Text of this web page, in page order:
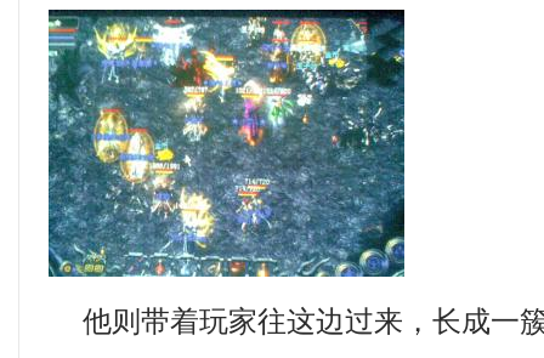
他则带着玩家往这边过来，长成一